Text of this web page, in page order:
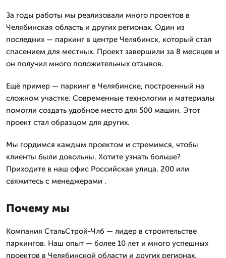
За годы работы мы реализовали много проектов в
Челябинская область и других регионах. Один из
последних — паркинг в центре Челябинск, который стал
спасением для местных. Проект завершили за 8 месяцев и
он получил много положительных отзывов.
Ещё пример — паркинг в Челябинске, построенный на
сложном участке. Современные технологии и материалы
помогли создать удобное место для 500 машин. Этот
проект стал образцом для других.
Мы гордимся каждым проектом и стремимся, чтобы
клиенты были довольны. Хотите узнать больше?
Приходите в наш офис Российская улица, 200 или
свяжитесь с менеджерами .
Почему мы
Компания СтальСтрой-Члб — лидер в строительстве
паркингов. Наш опыт — более 10 лет и много успешных
проектов в Челябинской области и других регионах.